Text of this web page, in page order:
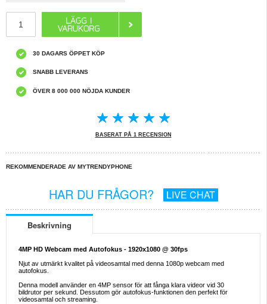
30 DAGARS ÖPPET KÖP
SNABB LEVERANS
ÖVER 8 000 000 NÖJDA KUNDER
BASERAT PÅ 1 RECENSION
REKOMMENDERADE AV MYTRENDYPHONE
HAR DU FRÅGOR? LIVE CHAT
Beskrivning
4MP HD Webcam med Autofokus - 1920x1080 @ 30fps
Njut av utmärkt kvalitet på videosamtal med denna 1080p webcam med
autofokus.
Denna modell använder en 4MP sensor för att fånga klara videor vid 30
bildrutor per sekund. Dessutom gör autofokus-funktionen den perfekt för
videosamtal och streaming.